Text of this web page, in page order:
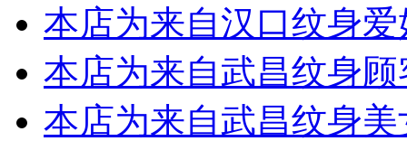
本店为来自汉口纹身
本店为来自武昌纹身
本店为来自武昌纹身